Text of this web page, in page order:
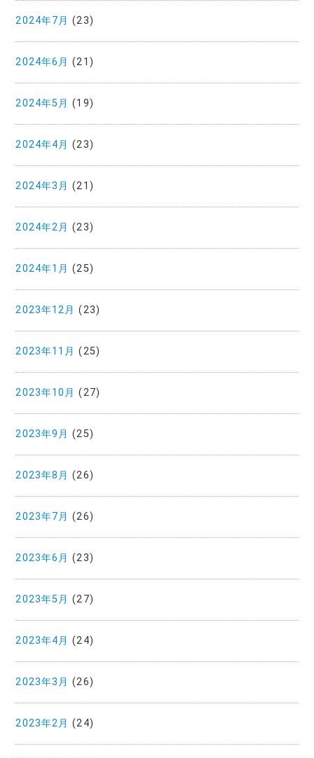
2024年7月 (23)
2024年6月 (21)
2024年5月 (19)
2024年4月 (23)
2024年3月 (21)
2024年2月 (23)
2024年1月 (25)
2023年12月 (23)
2023年11月 (25)
2023年10月 (27)
2023年9月 (25)
2023年8月 (26)
2023年7月 (26)
2023年6月 (23)
2023年5月 (27)
2023年4月 (24)
2023年3月 (26)
2023年2月 (24)